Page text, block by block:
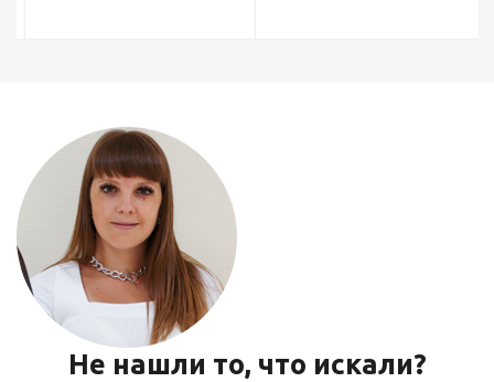
Не нашли то, что искали?